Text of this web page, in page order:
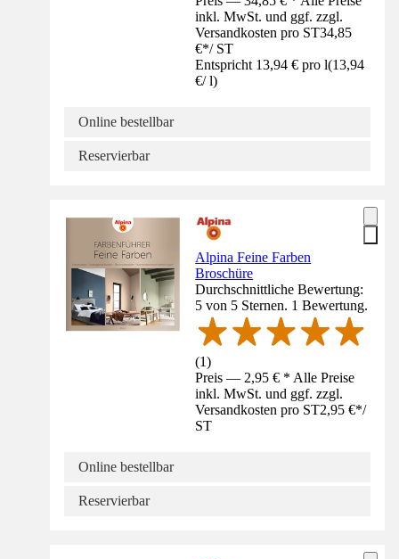
inkl. MwSt. und ggf. zzgl.
Versandkosten pro ST34,85
€*/ ST
Entspricht 13,94 € pro l(13,94
€/ l)
Online bestellbar
Reservierbar
Alpina Feine Farben
Broschüre
Durchschnittliche Bewertung:
5 von 5 Sternen. 1 Bewertung.
(1)
Preis — 2,95 € * Alle Preise
inkl. MwSt. und ggf. zzgl.
Versandkosten pro ST2,95 €*/
ST
Online bestellbar
Reservierbar